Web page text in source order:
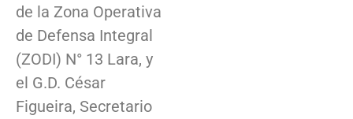
de la Zona Operativa
de Defensa Integral
(ZODI) N° 13 Lara, y
el G.D. César
Figueira, Secretario